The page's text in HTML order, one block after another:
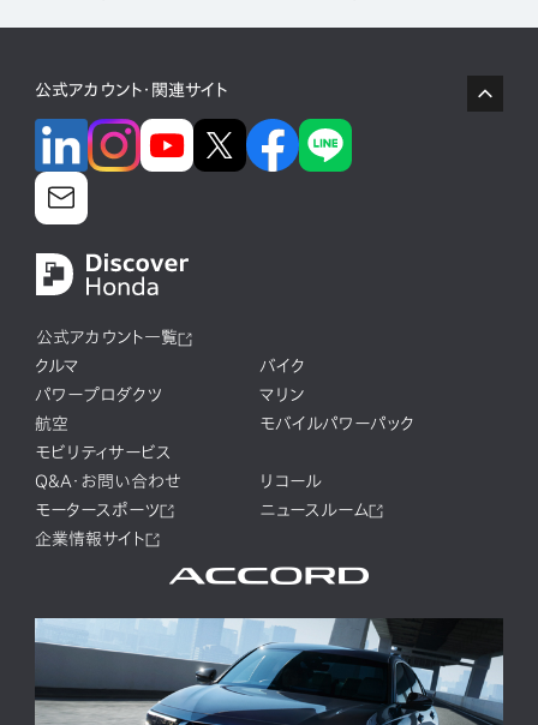
公式アカウント・関連サイト
公式アカウント一覧
クルマ
バイク
パワープロダクツ
マリン
航空
モバイルパワーパック
モビリティサービス
Q&A・お問い合わせ
リコール
モータースポーツ
ニュースルーム
企業情報サイト